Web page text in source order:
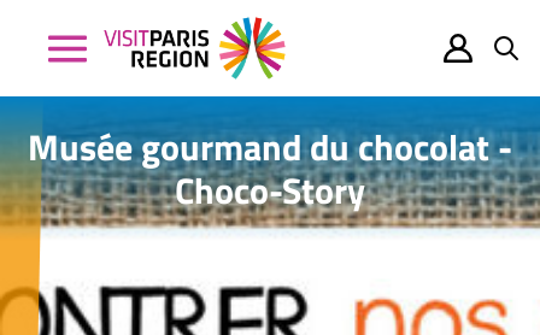
Musée gourmand du chocolat -
Choco-Story